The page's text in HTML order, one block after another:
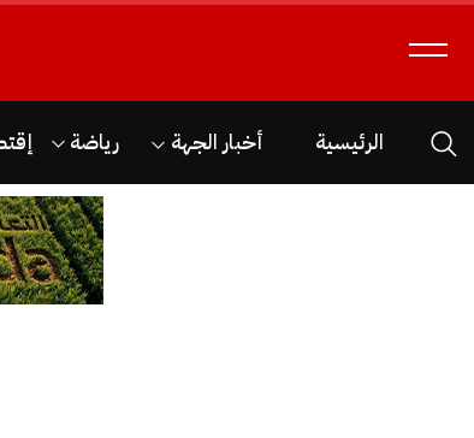
الرئيسية أخبار الجهة رياضة